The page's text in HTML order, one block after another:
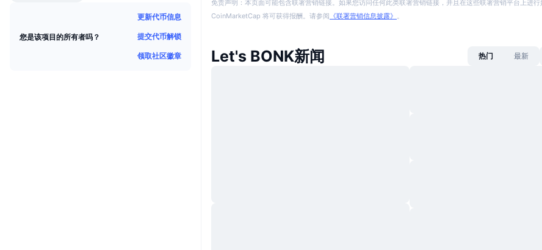
您是该项目的所有者吗？
更新代币信息
提交代币解锁
领取社区徽章
免责声明：本页面可能包含联署营销链接。如果您访问任何此类联署营销链接，并且在这些联署营销平台上进行
CoinMarketCap 将可获得报酬。请参阅 《联署营销信息披露》 。
Let's BONK新闻 热门 最新